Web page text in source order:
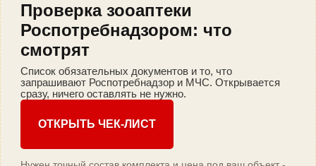
Проверка зооаптеки
Роспотребнадзором: что
смотрят
Список обязательных документов и то, что
запрашивают Роспотребнадзор и МЧС. Открывается
сразу, ничего оставлять не нужно.
ОТКРЫТЬ ЧЕК-ЛИСТ